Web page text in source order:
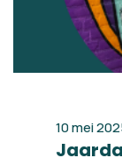
10 mei